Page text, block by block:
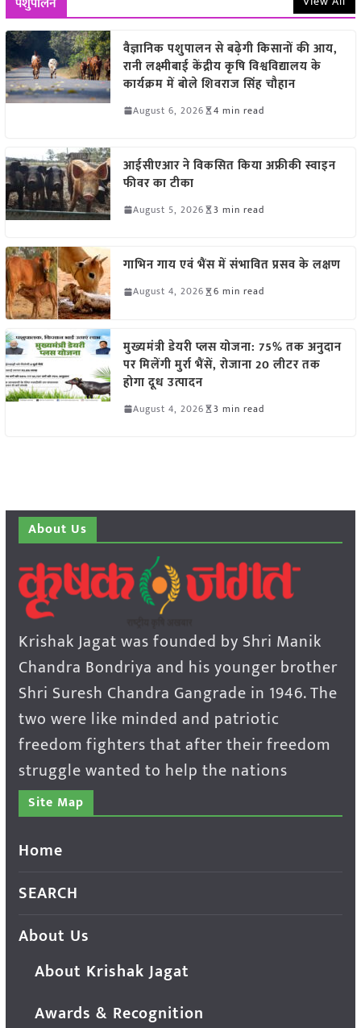
वैज्ञानिक पशुपालन से बढ़ेगी किसानों की आय,
रानी लक्ष्मीबाई केंद्रीय कृषि विश्वविद्यालय के
कार्यक्रम में बोले शिवराज सिंह चौहान
August 6, 2026 4 min read
आईसीएआर ने विकसित किया अफ्रीकी स्वाइन
फीवर का टीका
August 5, 2026 3 min read
गाभिन गाय एवं भैंस में संभावित प्रसव के लक्षण
August 4, 2026 6 min read
मुख्यमंत्री डेयरी प्लस योजना: 75% तक अनुदान
पर मिलेंगी मुर्रा भैंसें, रोजाना 20 लीटर तक
होगा दूध उत्पादन
August 4, 2026 3 min read
About Us
Krishak Jagat was founded by Shri Manik
Chandra Bondriya and his younger brother
Shri Suresh Chandra Gangrade in 1946. The
two were like minded and patriotic
freedom fighters that after their freedom
struggle wanted to help the nations
Site Map
Home
SEARCH
About Us
About Krishak Jagat
Awards & Recognition